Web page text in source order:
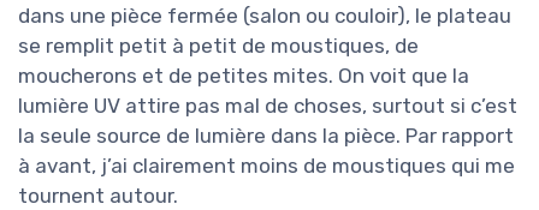
dans une pièce fermée (salon ou couloir), le plateau
se remplit petit à petit de moustiques, de
moucherons et de petites mites. On voit que la
lumière UV attire pas mal de choses, surtout si c’est
la seule source de lumière dans la pièce. Par rapport
à avant, j’ai clairement moins de moustiques qui me
tournent autour.